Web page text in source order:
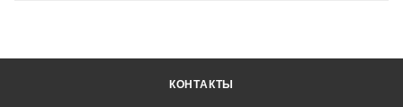
КОНТАКТЫ